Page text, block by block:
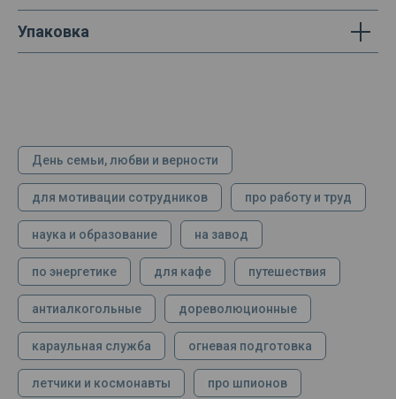
Упаковка
День семьи, любви и верности
для мотивации сотрудников про работу и труд
наука и образование на завод
по энергетике для кафе путешествия
антиалкогольные дореволюционные
караульная служба огневая подготовка
летчики и космонавты про шпионов